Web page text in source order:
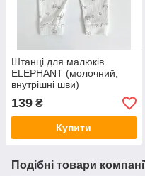
Штанці для малюків
ELEPHANT (молочний,
внутрішні шви)
139 ₴
Купити
Подібні товари